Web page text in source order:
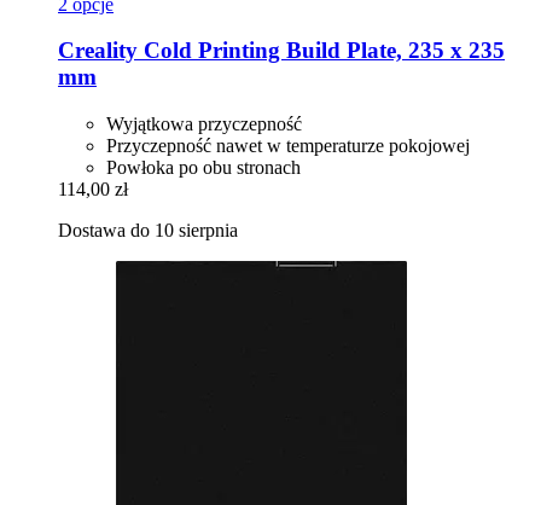
Creality Cold Printing Build Plate, 235 x 235
mm
Wyjątkowa przyczepność
Przyczepność nawet w temperaturze pokojowej
Powłoka po obu stronach
114,00 zł
Dostawa do 10 sierpnia